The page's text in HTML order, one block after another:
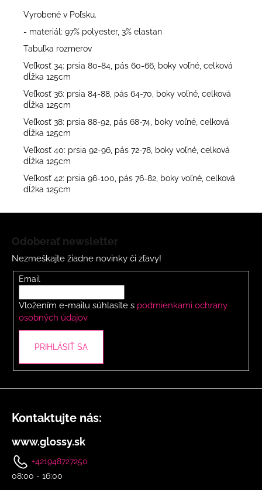
Vyrobené v Poľsku.
- materiál: 97% polyester, 3% elastan
Tabuľka rozmerov
Veľkosť 34: prsia 80-84, pás 60-66, boky voľné, celková
dĺžka 125cm
Veľkosť 36: prsia 84-88, pás 64-70, boky voľné, celková
dĺžka 125cm
Veľkosť 38: prsia 88-92, pás 68-74, boky voľné, celková
dĺžka 125cm
Veľkosť 40: prsia 92-96, pás 72-78, boky voľné, celková
dĺžka 125cm
Veľkosť 42: prsia 96-100, pás 76-82, boky voľné, celková
dĺžka 125cm
Odoberať newsletter
Nezmeškajte žiadne novinky či zľavy!
Email
Vložením e-mailu súhlasíte s podmienkami ochrany
osobných údajov
PRIHLÁSIŤ SA
Kontaktujte nás:
www.glossy.sk
+421948727250
08:00 - 16:00